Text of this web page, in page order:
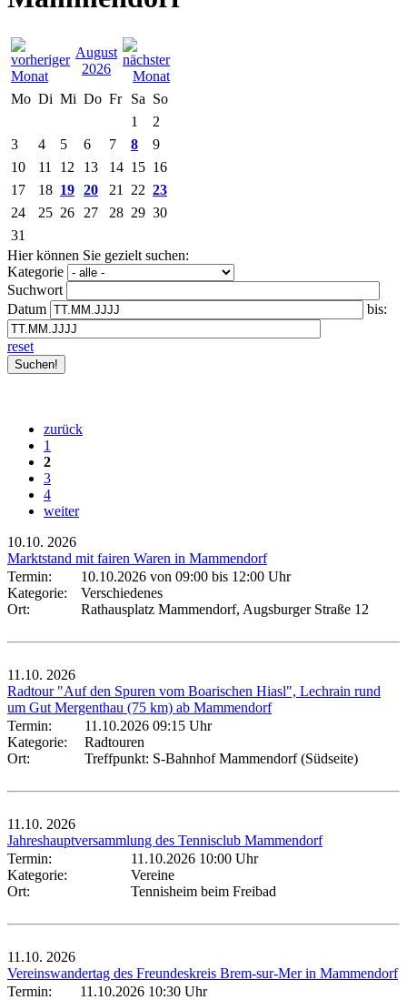
August
2026
Mo Di Mi Do Fr Sa So
1
2
3
4 5 6 7 8
9
10
11 12 13 14 15 16
17
18 19 20 21 22 23
24
25 26 27 28 29 30
31
Hier können Sie gezielt suchen:
Kategorie
Suchwort
Datum
bis:
reset
zurück
1
2
3
4
weiter
10.10. 2026
Marktstand mit fairen Waren in Mammendorf
Termin:
10.10.2026 von 09:00 bis 12:00 Uhr
Kategorie:
Verschiedenes
Ort:
Rathausplatz Mammendorf, Augsburger Straße 12
11.10. 2026
Radtour "Auf den Spuren vom Boarischen Hiasl", Lechrain rund
um Gut Mergenthau (75 km) ab Mammendorf
Termin:
11.10.2026 09:15 Uhr
Kategorie:
Radtouren
Ort:
Treffpunkt: S-Bahnhof Mammendorf (Südseite)
11.10. 2026
Jahreshauptversammlung des Tennisclub Mammendorf
Termin:
11.10.2026 10:00 Uhr
Kategorie:
Vereine
Ort:
Tennisheim beim Freibad
11.10. 2026
Vereinswandertag des Freundeskreis Brem-sur-Mer in Mammendorf
Termin:
11.10.2026 10:30 Uhr